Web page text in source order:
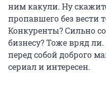
ним какули. Ну
пропавшего без вести
Конкуренты? Сильно
бизнесу? Тоже вряд
перед собой доброго
сериал и интересен.